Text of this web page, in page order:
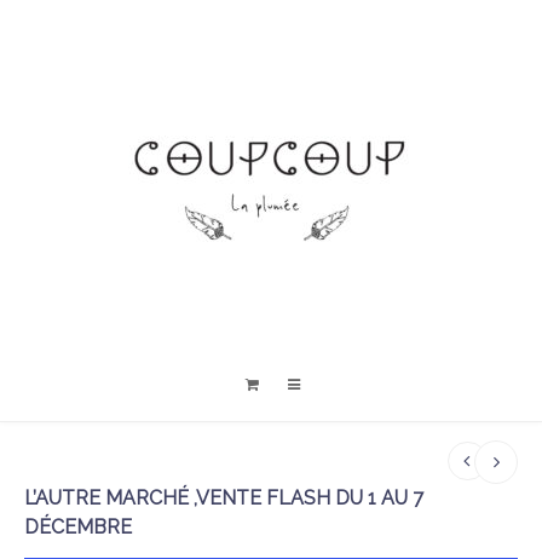
L’AUTRE MARCHÉ ,VENTE FLASH DU 1 AU 7
DÉCEMBRE